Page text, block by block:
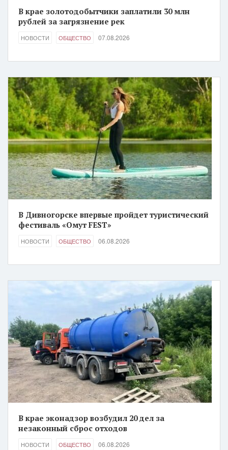
В крае золотодобытчики заплатили 30 млн
рублей за загрязнение рек
НОВОСТИ ОБЩЕСТВО 07.08.2026
В Дивногорске впервые пройдет туристический
фестиваль «Омут FEST»
НОВОСТИ ОБЩЕСТВО 06.08.2026
В крае эконадзор возбудил 20 дел за
незаконный сброс отходов
НОВОСТИ ОБЩЕСТВО 06.08.2026